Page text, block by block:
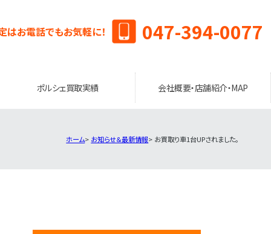
はお電話でもお気軽に！ 047-394-0077
ポルシェ買取実績 会社概要・店舗紹介・MAP
ホーム お知らせ＆最新情報 お買取り車1台UPされました。